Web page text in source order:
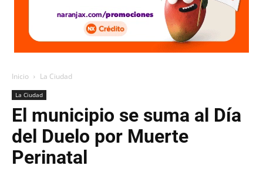
Inicio La Ciudad
La Ciudad
El municipio se suma al Día
del Duelo por Muerte
Perinatal